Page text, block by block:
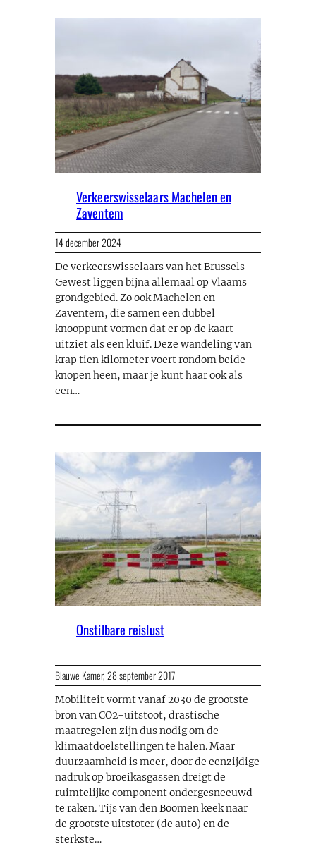
Verkeerswisselaars Machelen en
Zaventem
14 december 2024
De verkeerswisselaars van het Brussels
Gewest liggen bijna allemaal op Vlaams
grondgebied. Zo ook Machelen en
Zaventem, die samen een dubbel
knooppunt vormen dat er op de kaart
uitziet als een kluif. Deze wandeling van
krap tien kilometer voert rondom beide
knopen heen, maar je kunt haar ook als
een…
Onstilbare reislust
Blauwe Kamer,28 september 2017
Mobiliteit vormt vanaf 2030 de grootste
bron van CO2-uitstoot, drastische
maatregelen zijn dus nodig om de
klimaatdoelstellingen te halen. Maar
duurzaamheid is meer, door de eenzijdige
nadruk op broeikasgassen dreigt de
ruimtelijke component ondergesneeuwd
te raken. Tijs van den Boomen keek naar
de grootste uitstoter (de auto) en de
sterkste…